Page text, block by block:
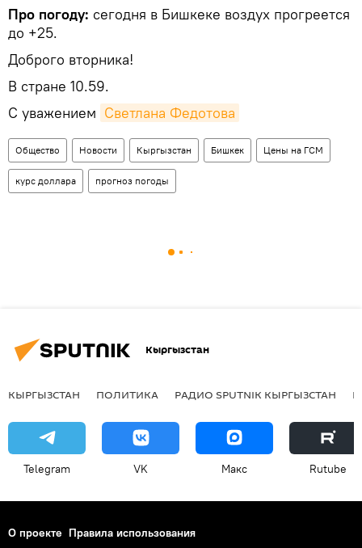
Про погоду: сегодня в Бишкеке воздух прогреется
до +25.
Доброго вторника!
В стране 10.59.
С уважением Светлана Федотова
Общество Новости Кыргызстан Бишкек Цены на ГСМ
курс доллара прогноз погоды
Кыргызстан
КЫРГЫЗСТАН ПОЛИТИКА РАДИО SPUTNIK КЫРГЫЗСТАН
Telegram VK Макс Rutube
О проекте Правила использования